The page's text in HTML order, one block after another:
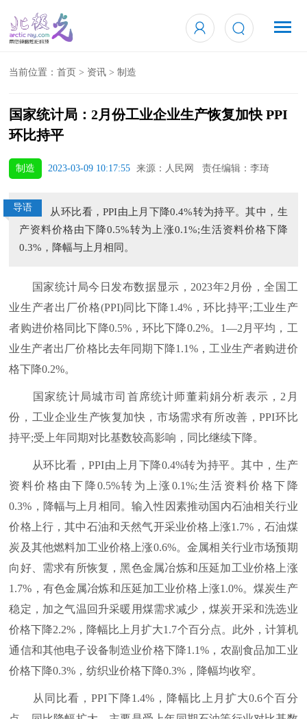
当前位置：首页 > 资讯 >制造
国家统计局：2月份工业企业生产恢复加快 PPI
环比持平
制造 2023-03-09 10:17:55 来源：人民网 责任编辑：李琦
导语
从环比看，PPI由上月下降0.4%转为持平。其中，生
产资料价格由下降0.5%转为上涨0.1%;生活资料价格下降
0.3%，降幅与上月相同。
国家统计局今日发布数据显示，2023年2月份，全国工
业生产者出厂价格(PPI)同比下降1.4%，环比持平;工业生产
者购进价格同比下降0.5%，环比下降0.2%。1—2月平均，工
业生产者出厂价格比去年同期下降1.1%，工业生产者购进价
格下降0.2%。
国家统计局城市司首席统计师董莉娟分析表示，2月
份，工业企业生产恢复加快，市场需求有所改善，PPI环比
持平;受上年同期对比基数较高影响，同比继续下降。
从环比看，PPI由上月下降0.4%转为持平。其中，生产
资料价格由下降0.5%转为上涨0.1%;生活资料价格下降
0.3%，降幅与上月相同。输入性因素推动国内石油相关行业
价格上行，其中石油和天然气开采业价格上涨1.7%，石油煤
炭及其他燃料加工业价格上涨0.6%。金属相关行业市场预期
向好、需求有所恢复，黑色金属冶炼和压延加工业价格上涨
1.7%，有色金属冶炼和压延加工业价格上涨1.0%。煤炭生产
稳定，加之气温回升采暖用煤需求减少，煤炭开采和洗选业
价格下降2.2%，降幅比上月扩大1.7个百分点。此外，计算机
通信和其他电子设备制造业价格下降1.1%，农副食品加工业
价格下降0.3%，纺织业价格下降0.3%，降幅均收窄。
从同比看，PPI下降1.4%，降幅比上月扩大0.6个百分